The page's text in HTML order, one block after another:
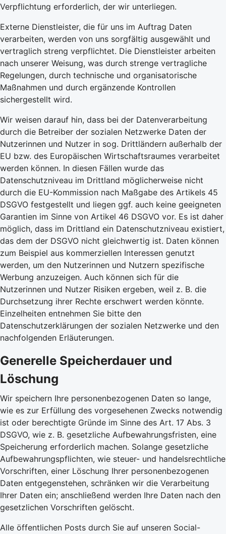
Verpflichtung erforderlich, der wir unterliegen.
Externe Dienstleister, die für uns im Auftrag Daten
verarbeiten, werden von uns sorgfältig ausgewählt und
vertraglich streng verpflichtet. Die Dienstleister arbeiten
nach unserer Weisung, was durch strenge vertragliche
Regelungen, durch technische und organisatorische
Maßnahmen und durch ergänzende Kontrollen
sichergestellt wird.
Wir weisen darauf hin, dass bei der Datenverarbeitung
durch die Betreiber der sozialen Netzwerke Daten der
Nutzerinnen und Nutzer in sog. Drittländern außerhalb der
EU bzw. des Europäischen Wirtschaftsraumes verarbeitet
werden können. In diesen Fällen wurde das
Datenschutzniveau im Drittland möglicherweise nicht
durch die EU-Kommission nach Maßgabe des Artikels 45
DSGVO festgestellt und liegen ggf. auch keine geeigneten
Garantien im Sinne von Artikel 46 DSGVO vor. Es ist daher
möglich, dass im Drittland ein Datenschutzniveau existiert,
das dem der DSGVO nicht gleichwertig ist. Daten können
zum Beispiel aus kommerziellen Interessen genutzt
werden, um den Nutzerinnen und Nutzern spezifische
Werbung anzuzeigen. Auch können sich für die
Nutzerinnen und Nutzer Risiken ergeben, weil z. B. die
Durchsetzung ihrer Rechte erschwert werden könnte.
Einzelheiten entnehmen Sie bitte den
Datenschutzerklärungen der sozialen Netzwerke und den
nachfolgenden Erläuterungen.
Generelle Speicherdauer und
Löschung
Wir speichern Ihre personenbezogenen Daten so lange,
wie es zur Erfüllung des vorgesehenen Zwecks notwendig
ist oder berechtigte Gründe im Sinne des Art. 17 Abs. 3
DSGVO, wie z. B. gesetzliche Aufbewahrungsfristen, eine
Speicherung erforderlich machen. Solange gesetzliche
Aufbewahrungspflichten, wie steuer- und handelsrechtliche
Vorschriften, einer Löschung Ihrer personenbezogenen
Daten entgegenstehen, schränken wir die Verarbeitung
Ihrer Daten ein; anschließend werden Ihre Daten nach den
gesetzlichen Vorschriften gelöscht.
Alle öffentlichen Posts durch Sie auf unseren Social-